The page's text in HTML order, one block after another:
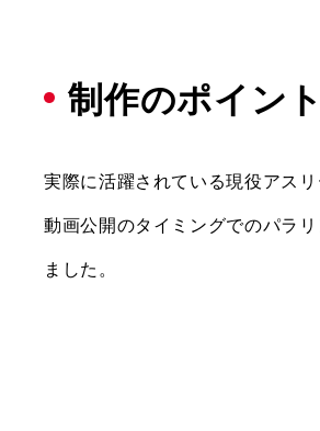
制作のポイント
実際に活躍されている現役アス
動画公開のタイミングでのパラ
ました。